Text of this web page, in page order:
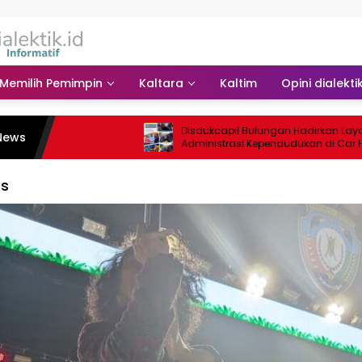
Memilih Pemimpin Kaltara Kaltim Opini
Disdukcapil Bulungan Hadirkan
Administrasi Kependudukan di Car Free
Day Tebu Kayan